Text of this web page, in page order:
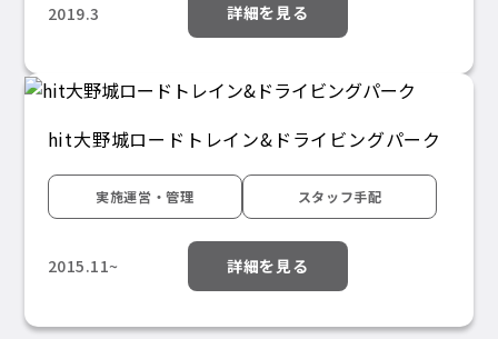
2019.3 詳細を見る
hit大野城ロードトレイン&ドライビングパーク
実施運営・管理 スタッフ手配
2015.11~ 詳細を見る